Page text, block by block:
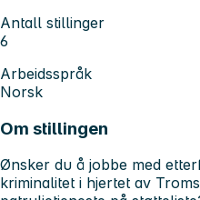
Antall stillinger
6
Arbeidsspråk
Norsk
Om stillingen
Ønsker du å jobbe med
kriminalitet i hjertet av